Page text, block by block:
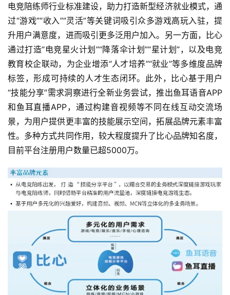
电竞陪练师行业标准建设，助力打造新型经济就业模式，通
过“游戏”“收入”“灵活”等关键词吸引众多游戏高玩入驻，提
升用户满意度，进而吸引更多泛用户加入。另一方面，比心
通过打造“电竞星火计划”“降落伞计划”“星计划”，以及电竞
教育校企联动，为企业增添“人才培养”“就业”等多维度品牌
标签，形成可持续的人才生态闭环。此外，比心基于用户
“技能分享”需求洞察进行全新业务尝试，推出鱼耳语音APP
和鱼耳直播APP，通过构建音视频等不同在线互动交流场
景，为用户提供更丰富的技能展示空间，拓展品牌元素丰富
性。多种方式共同作用，较大程度提升了比心品牌知名度，
目前平台注册用户数量已超5000万。